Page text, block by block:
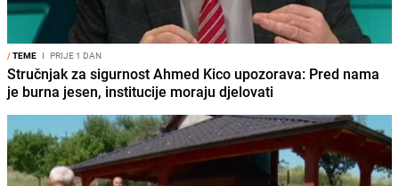
/TEME I PRIJE 1 DAN
Stručnjak za sigurnost Ahmed Kico upozorava: Pred nama
je burna jesen, institucije moraju djelovati